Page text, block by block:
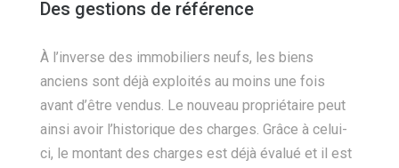
Des gestions de référence
À l’inverse des immobiliers neufs, les biens
anciens sont déjà exploités au moins une fois
avant d’être vendus. Le nouveau propriétaire peut
ainsi avoir l’historique des charges. Grâce à celui-
ci, le montant des charges est déjà évalué et il est